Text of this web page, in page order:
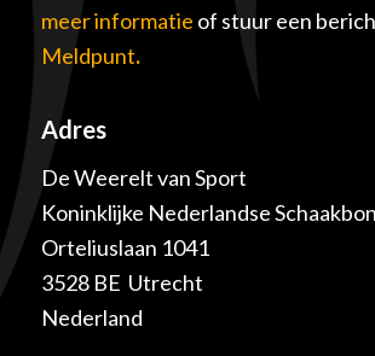
meer informatie of stuur een
Meldpunt.
Adres
De Weerelt van Sport
Koninklijke Nederlandse
Orteliuslaan 1041
3528 BE Utrecht
Nederland